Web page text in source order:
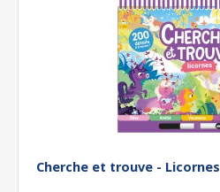
Cherche et trouve - Licornes